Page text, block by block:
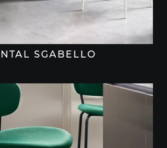
SGABELLO